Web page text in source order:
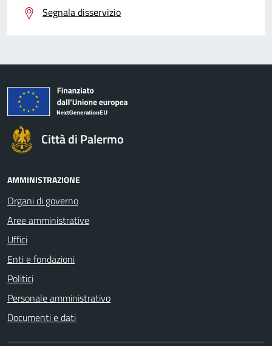
Segnala disservizio
Città di Palermo
AMMINISTRAZIONE
Organi di governo
Aree amministrative
Uffici
Enti e fondazioni
Politici
Personale amministrativo
Documenti e dati